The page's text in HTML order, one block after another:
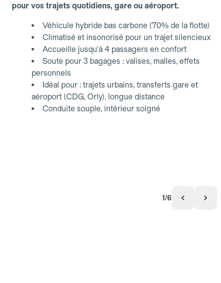
pour vos trajets quotidiens, gare ou aéroport.
Véhicule hybride bas carbone (70% de la flotte)
Climatisé et insonorisé pour un trajet silencieux
Accueille jusqu'à 4 passagers en confort
Soute pour 3 bagages : valises, malles, effets
personnels
Idéal pour : trajets urbains, transferts gare et
aéroport (CDG, Orly), longue distance
Conduite souple, intérieur soigné
1/6